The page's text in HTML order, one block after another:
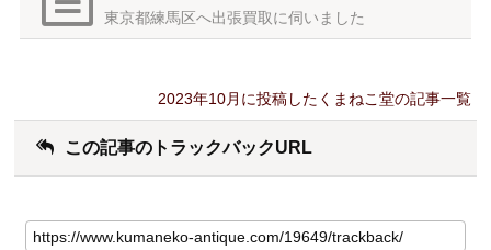
東京都練馬区へ出張買取に伺いました
2023年10月に投稿したくまねこ堂の記事一覧
この記事のトラックバックURL